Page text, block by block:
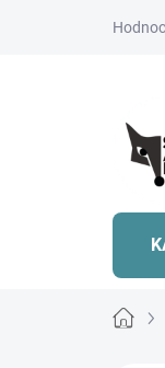
Domů